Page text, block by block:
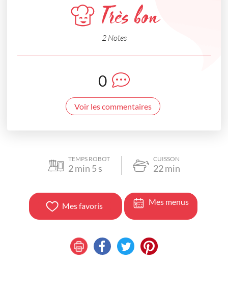
Très bon
2 Notes
0
Voir les commentaires
TEMPS ROBOT
2min 5 s
CUISSON
22min
Mes favoris Mes menus